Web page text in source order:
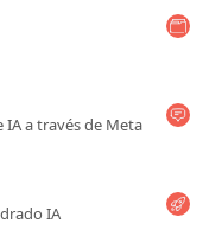
IA a través de Meta
IA